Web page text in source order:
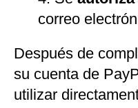
correo
Después de
su cuenta de
utilizar